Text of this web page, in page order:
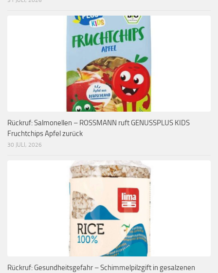
Rückruf: Salmonellen – ROSSMANN ruft GENUSSPLUS KIDS
Fruchtchips Apfel zurück
30 JULI, 2026
Rückruf: Gesundheitsgefahr – Schimmelpilzgift in gesalzenen